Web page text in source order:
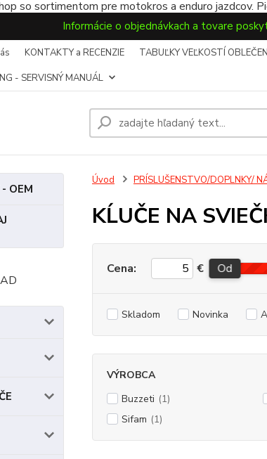
so sortimentom pre motokros a enduro jazdcov.
Informácie o objednávkach a tovare
KONTAKTY a RECENZIE TABUĽKY VEĽKOSTÍ
- SERVISNÝ MANUÁL
OEM
Úvod PRÍSLUŠENSTVO/DOPLNKY/
KĹUČE NA
Cena: € Od
Skladom Novinka
VÝROBCA
Buzzeti (1)
Sifam (1)